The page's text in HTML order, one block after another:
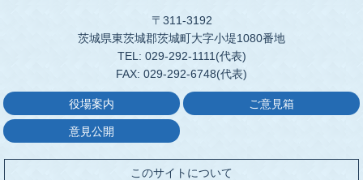
〒311-3192
茨城県東茨城郡茨城町大字小堤1080番地
TEL: 029-292-1111(代表)
FAX: 029-292-6748(代表)
役場案内 ご意見箱
意見公開
このサイトについて